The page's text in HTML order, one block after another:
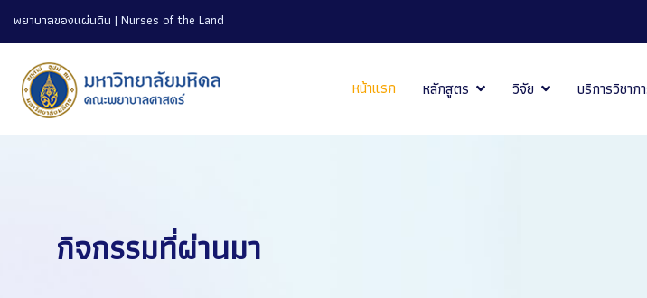
พยาบาลของแผ่นดิน | Nurses of the Land
หน้าแรก หลักสูตร วิจัย บริการวิชาก
กิจกรรมที่ผ่านมา